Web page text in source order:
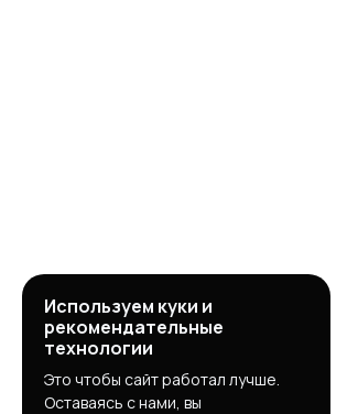
Используем куки и
рекомендательные
технологии
Это чтобы сайт работал лучше.
Оставаясь с нами, вы